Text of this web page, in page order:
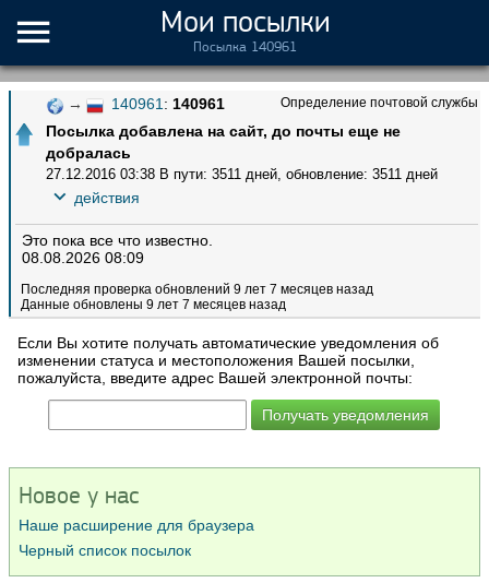
Мои посылки
Посылка 140961
Определение почтовой службы
→ 140961 : 140961
Посылка добавлена на сайт, до почты еще не
добралась
27.12.2016 03:38 В пути: 3511 дней, обновление: 3511 дней
действия
Это пока все что известно.
08.08.2026 08:09
Последняя проверка обновлений 9 лет 7 месяцев назад
Данные обновлены 9 лет 7 месяцев назад
Если Вы хотите получать автоматические уведомления об
изменении статуса и местоположения Вашей посылки,
пожалуйста, введите адрес Вашей электронной почты:
Новое у нас
Наше расширение для браузера
Черный список посылок